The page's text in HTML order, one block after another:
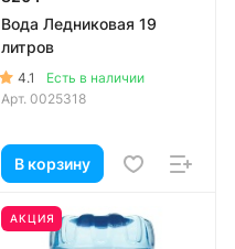
Вода Ледниковая 19
литров
4.1
Есть в наличии
Арт. 0025318
В корзину
АКЦИЯ